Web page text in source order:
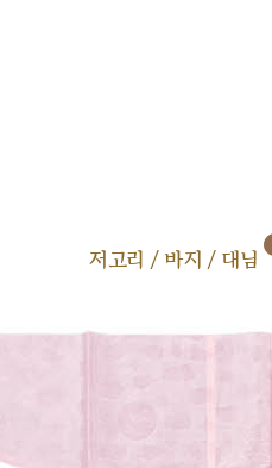
저고리 / 바지 / 대님